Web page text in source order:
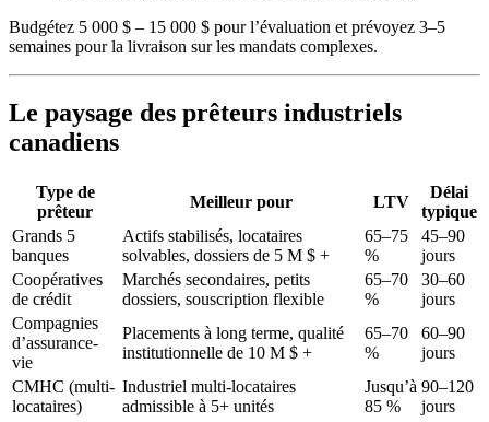
Budgétez 5 000 $ – 15 000 $ pour l’évaluation et prévoyez 3–5
semaines pour la livraison sur les mandats complexes.
Le paysage des prêteurs industriels
canadiens
Type de
prêteur
Meilleur pour LTV
Délai
typique
Grands 5
banques
Actifs stabilisés, locataires
solvables, dossiers de 5 M $ +
65–75
%
45–90
jours
Coopératives
de crédit
Marchés secondaires, petits
dossiers, souscription flexible
65–70
%
30–60
jours
Compagnies
d’assurance-
vie
Placements à long terme, qualité
institutionnelle de 10 M $ +
65–70
%
60–90
jours
CMHC (multi-
locataires)
Industriel multi-locataires
admissible à 5+ unités
Jusqu’à
85 %
90–120
jours